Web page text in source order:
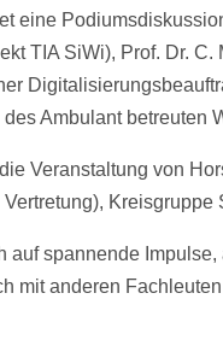
eine
TIA SiWi), Prof. Dr. C.
Ambulant betreuten
Veranstaltung von
auf spannende
mit anderen